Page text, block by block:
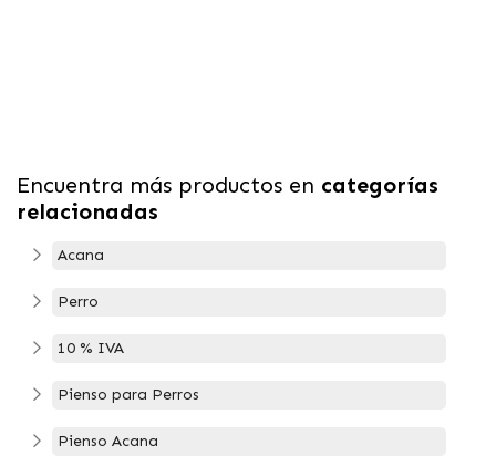
Encuentra más productos en categorías
relacionadas
Acana
Perro
10 % IVA
Pienso para Perros
Pienso Acana